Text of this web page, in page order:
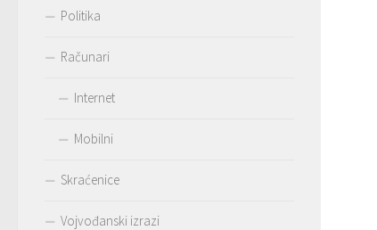
Politika
Računari
Internet
Mobilni
Skraćenice
Vojvođanski izrazi